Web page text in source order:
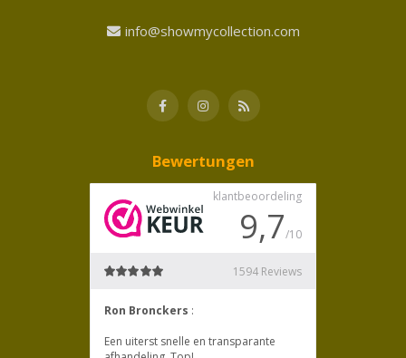
info@showmycollection.com
Bewertungen